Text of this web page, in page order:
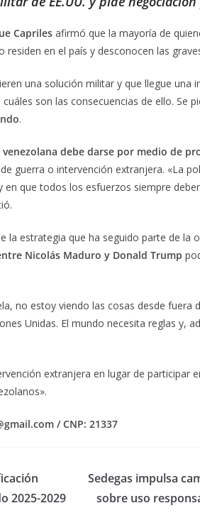
Capriles afirmó que la mayoría de
en el país y desconocen las
una solución militar y que llegue una
son las consecuencias de ello. Se
.
debe darse por medio de
guerra o intervención extranjera. «La
en que todos los esfuerzos siempre
la estrategia que ha seguido parte de la
Nicolás Maduro y Donald Trump
no estoy viendo las cosas desde fuera
Unidas. El mundo necesita reglas y,
extranjera en lugar de participar
/ CNP: 21337
2025-2029
Sedegas impulsa
sobre uso